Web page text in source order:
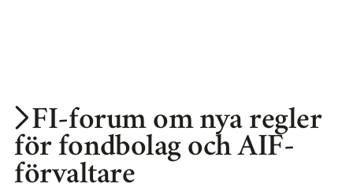
FI-forum om nya regler
för fondbolag och AIF-
förvaltare